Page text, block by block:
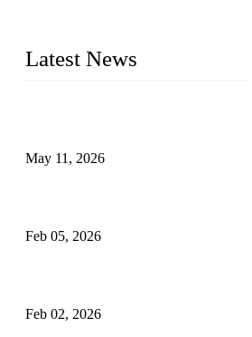
Latest News
May 11, 2026
Feb 05, 2026
Feb 02, 2026